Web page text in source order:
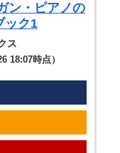
ン・ピアノの
ック1
ス
18:07時点）